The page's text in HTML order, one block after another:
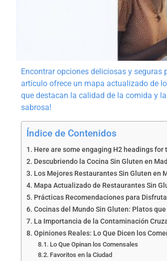
Encontrar opciones deliciosas y seguras
artículo ofrece un mapa actualizado de
que destacan la calidad de la comida y
sabrosa!
Índice de Contenidos
Here are some engaging H2 headings
Descubriendo la Cocina Sin Gluten en
Los Mejores Restaurantes Sin Gluten en
Mapa Actualizado de Restaurantes Sin
Prácticas Recomendaciones para
Cocinas del Mundo Sin Gluten: Platos
La Importancia de la Contaminación
Opiniones Reales: Lo Que Dicen los
Lo Que Opinan los Comensales
Favoritos en la Ciudad